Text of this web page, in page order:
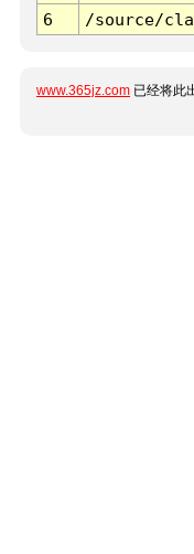
6
/source/
www.365jz.com 已经将此